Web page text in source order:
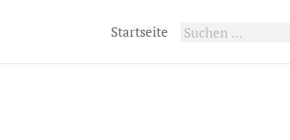
Startseite